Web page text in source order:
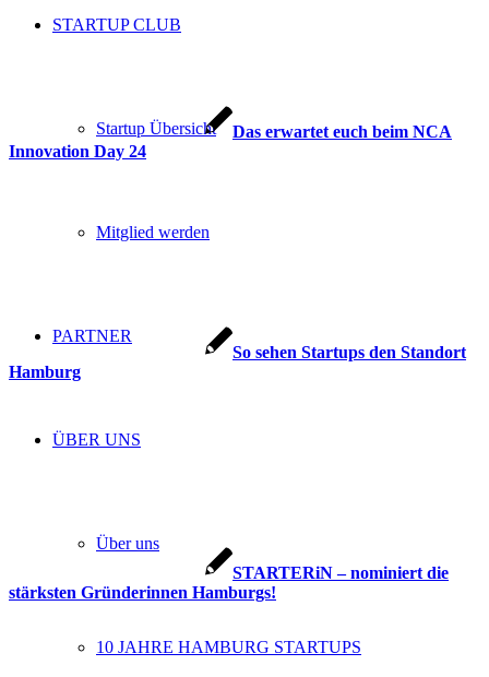
STARTUP CLUB
Startup Übersicht
Mitglied werden
PARTNER
ÜBER UNS
Über uns
10 JAHRE HAMBURG STARTUPS
Das erwartet euch beim NCA
Innovation Day 24
So sehen Startups den Standort
Hamburg
STARTERiN – nominiert die
stärksten Gründerinnen Hamburgs!